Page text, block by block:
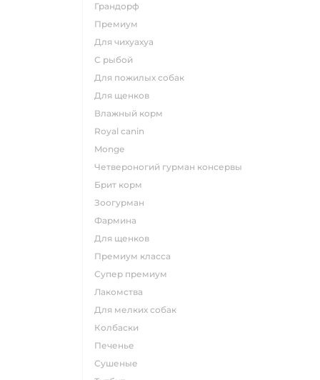
грандорф
премиум
для чихуахуа
с рыбой
для пожилых собак
для щенков
влажный корм
royal canin
monge
четвероногий гурман консервы
брит корм
зоогурман
фармина
для щенков
премиум класса
супер премиум
лакомства
для мелких собак
колбаски
печенье
сушеные